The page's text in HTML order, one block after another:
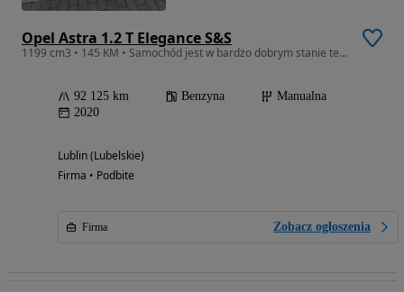
Opel Astra 1.2 T Elegance S&S
1199 cm3 • 145 KM • Samochód jest w bardzo dobrym stanie technicznym!!!
92 125 km Benzyna
Manualna
2020
Lublin (Lubelskie)
Firma • Podbite
Firma Zobacz ogłoszenia